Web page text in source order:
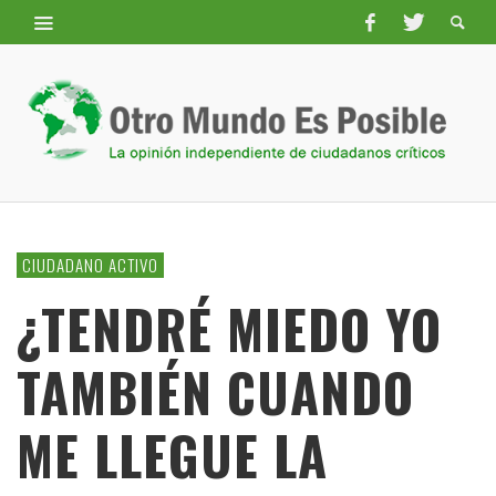
CIUDADANO ACTIVO
¿TENDRÉ MIEDO YO
TAMBIÉN CUANDO
ME LLEGUE LA